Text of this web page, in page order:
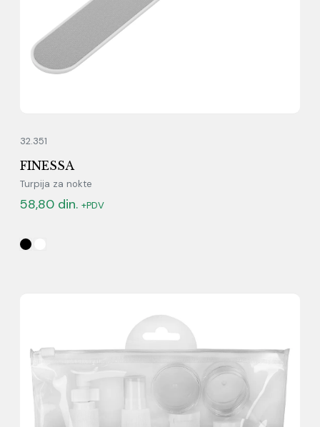
32.351
FINESSA
Turpija za nokte
58,80 din. +PDV